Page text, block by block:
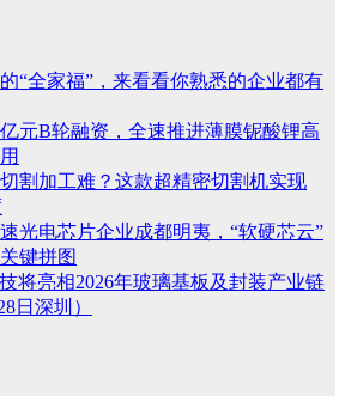
“全家福”，来看看你熟悉的企业都有
元B轮融资，全速推进薄膜铌酸锂高
割加工难？这款超精密切割机实现
光电芯片企业成都明夷，“软硬芯云”
键拼图
将亮相2026年玻璃基板及封装产业链
日深圳）